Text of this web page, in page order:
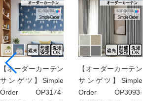
【オーダーカーテン
サンゲツ】Simple
Order OP3174-
【オーダーカーテン
サンゲツ】Simple
Order OP3093-